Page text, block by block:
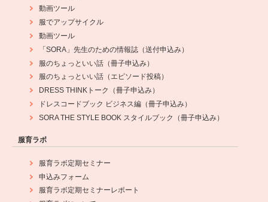
動画ツール
服でアップサイクル
動画ツール
「SORA」先生のための情報誌（送付申込み）
服のちょっといい話（冊子申込み）
服のちょっといい話（エピソード投稿）
DRESS THINKトーク（冊子申込み）
ドレスコードブック ビジネス編（冊子申込み）
SORA THE STYLE BOOK スタイルブック（冊子申込み）
服育ラボ
服育ラボ定期セミナー
申込みフォーム
服育ラボ定期セミナーレポート